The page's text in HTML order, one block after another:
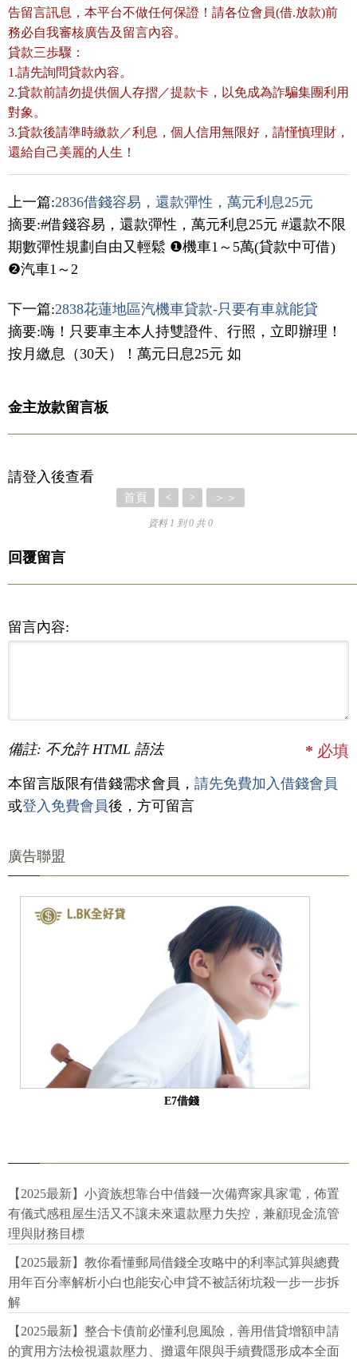
告留言訊息，本平台不做任何保證！請各位會員(借.放款)前
務必自我審核廣告及留言內容。
貸款三歩驟：
1.請先詢問貸款內容。
2.貸款前請勿提供個人存摺／提款卡，以免成為詐騙集團利用
對象。
3.貸款後請準時繳款／利息，個人信用無限好，請慬慎理財，
還給自己美麗的人生！
上一篇:2836借錢容易，還款彈性，萬元利息25元
摘要:#借錢容易，還款彈性，萬元利息25元 #還款不限
期數彈性規劃自由又輕鬆 ❶機車1～5萬(貸款中可借)
❷汽車1～2
下一篇:2838花蓮地區汽機車貸款-只要有車就能貸
摘要:嗨！只要車主本人持雙證件、行照，立即辦理！
按月繳息（30天）！萬元日息25元 如
金主放款留言板
請登入後查看
首頁 < > ＞＞
資料 1 到 0 共 0
回覆留言
留言內容:
備註: 不允許 HTML 語法 * 必填
本留言版限有借錢需求會員， 請先免費加入借錢會員
或登入免費會員後，方可留言
廣告聯盟
E7借錢
【2025最新】小資族想靠台中借錢一次備齊家具家電，佈置
有儀式感租屋生活又不讓未來還款壓力失控，兼顧現金流管
理與財務目標
【2025最新】教你看懂郵局借錢全攻略中的利率試算與總費
用年百分率解析小白也能安心申貸不被話術坑殺一步一步拆
解
【2025最新】整合卡債前必懂利息風險，善用借貸增額申請
的實用方法檢視還款壓力、攤還年限與手續費隱形成本全面